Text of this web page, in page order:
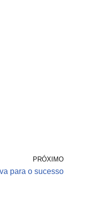
PRÓXIMO
para o sucesso